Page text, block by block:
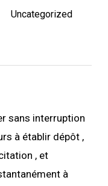
Uncategorized
sans interruption
à établir dépôt ,
, et
à